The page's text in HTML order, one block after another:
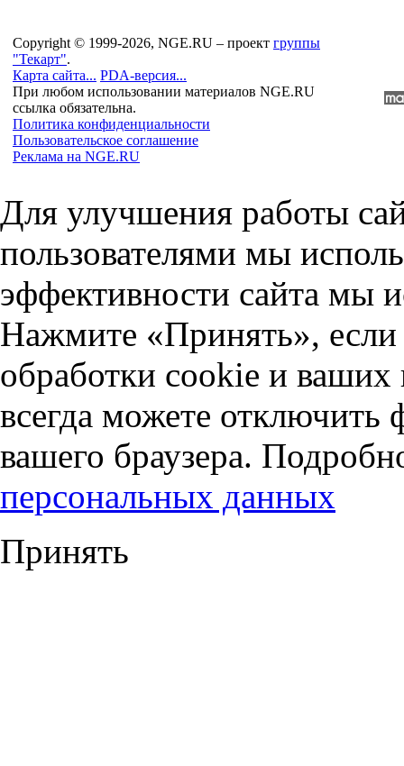
Copyright © 1999-2026, NGE.RU – проект группы
"Текарт".
Карта сайта... PDA-версия...
При любом использовании материалов NGE.RU
ссылка обязательна.
Политика конфиденциальности
Пользовательское соглашение
Реклама на NGE.RU
Для улучшения работы
пользователями мы
эффективности сайта мы
Нажмите «Принять», если
обработки cookie и
всегда можете отключить
вашего браузера.
персональных данных
Принять